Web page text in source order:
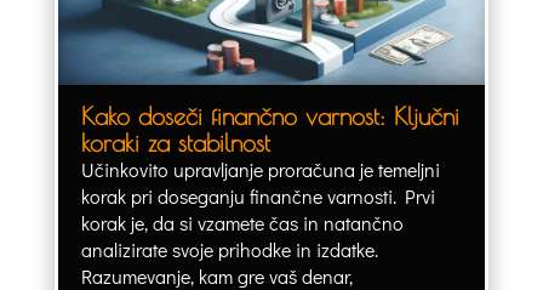
Kako doseči finančno varnost: Ključni
koraki za stabilnost
Učinkovito upravljanje proračuna je temeljni
korak pri doseganju finančne varnosti. Prvi
korak je, da si vzamete čas in natančno
analizirate svoje prihodke in izdatke.
Razumevanje, kam gre vaš denar,